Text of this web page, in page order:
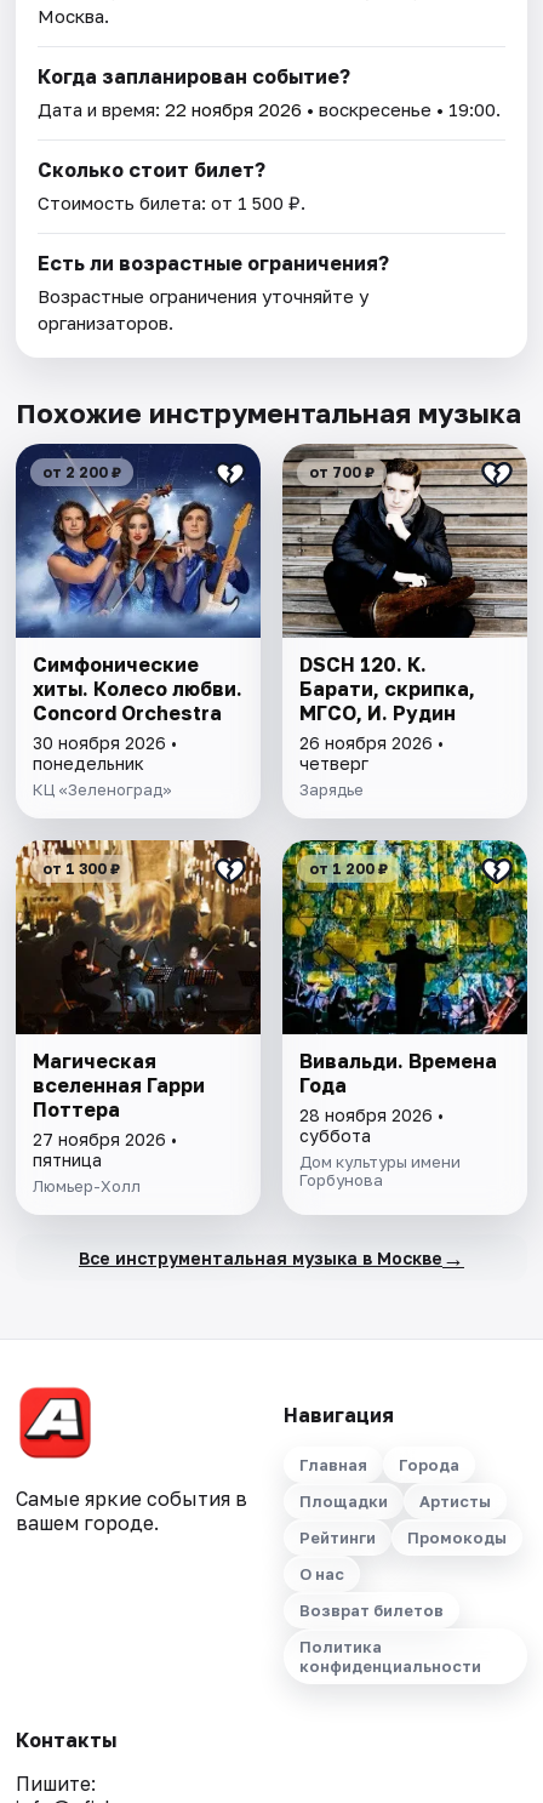
Москва.
Когда запланирован событие?
Дата и время:22 ноября 2026 • воскресенье • 19:00.
Сколько стоит билет?
Стоимость билета: от 1 500 ₽.
Есть ли возрастные ограничения?
Возрастные ограничения уточняйте у
организаторов.
Похожие инструментальная музыка
от 2 200 ₽
Симфонические
хиты. Колесо любви.
Concord Orchestra
30 ноября 2026 •
понедельник
КЦ «Зеленоград»
от 700 ₽
DSCH 120. К.
Барати, скрипка,
МГСО, И. Рудин
26 ноября 2026 •
четверг
Зарядье
от 1 300 ₽
Магическая
вселенная Гарри
Поттера
27 ноября 2026 •
пятница
Люмьер-Холл
от 1 200 ₽
Вивальди. Времена
Года
28 ноября 2026 •
суббота
Дом культуры имени
Горбунова
Все инструментальная музыка в Москве →
Самые яркие события в
вашем городе.
Навигация
Главная
Города
Площадки
Артисты
Рейтинги
Промокоды
О нас
Возврат билетов
Политика
конфиденциальности
Контакты
Пишите: